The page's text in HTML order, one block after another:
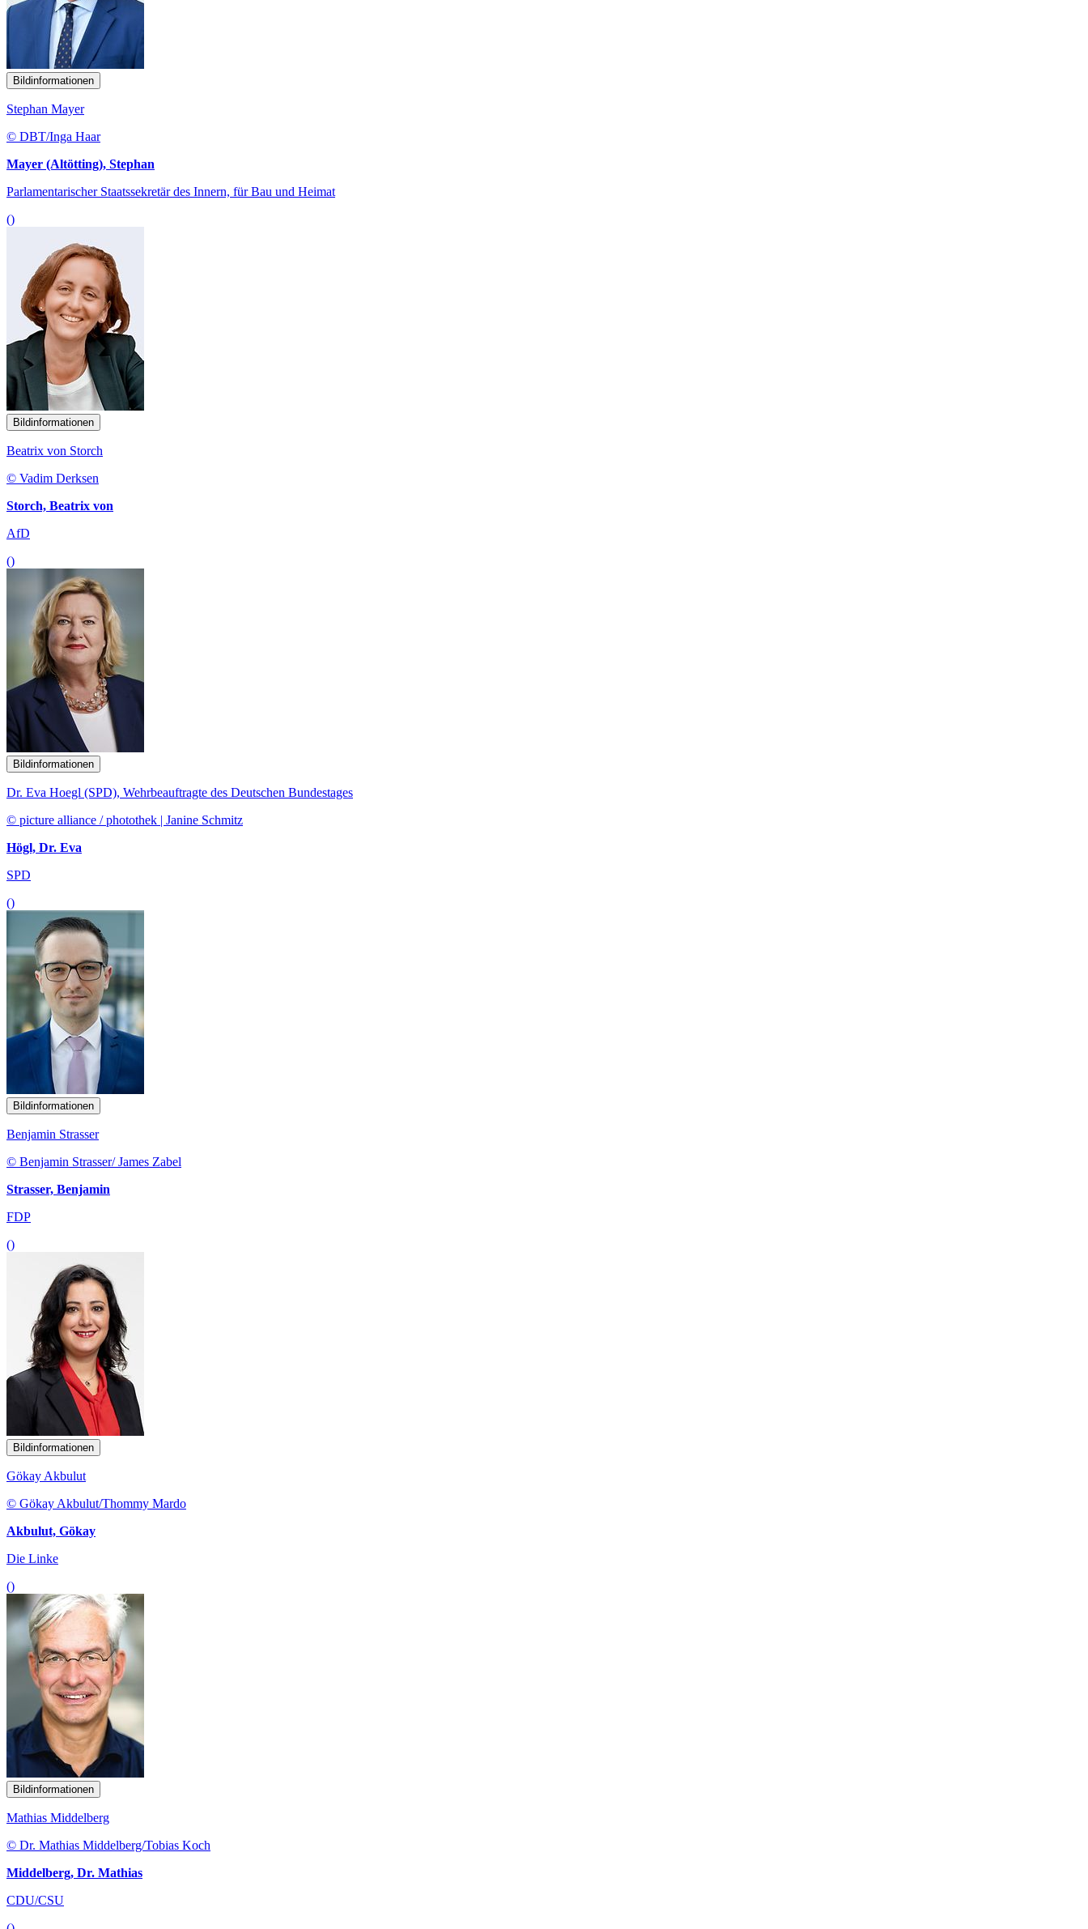
Bildinformationen
Stephan Mayer
© DBT/Inga Haar
Mayer (Altötting), Stephan
Parlamentarischer Staatssekretär des Innern, für Bau und Heimat
()
Bildinformationen
Beatrix von Storch
© Vadim Derksen
Storch, Beatrix von
AfD
()
Bildinformationen
Dr. Eva Hoegl (SPD), Wehrbeauftragte des Deutschen Bundestages
© picture alliance / photothek | Janine Schmitz
Högl, Dr. Eva
SPD
()
Bildinformationen
Benjamin Strasser
© Benjamin Strasser/ James Zabel
Strasser, Benjamin
FDP
()
Bildinformationen
Gökay Akbulut
© Gökay Akbulut/Thommy Mardo
Akbulut, Gökay
Die Linke
()
Bildinformationen
Mathias Middelberg
© Dr. Mathias Middelberg/Tobias Koch
Middelberg, Dr. Mathias
CDU/CSU